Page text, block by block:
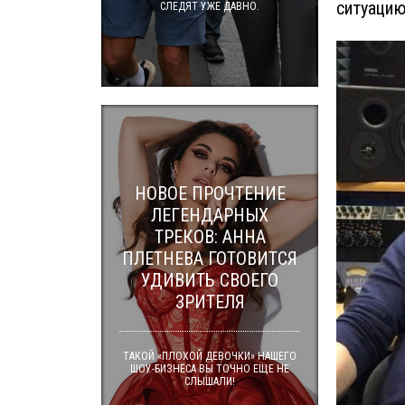
СЛЕДЯТ УЖЕ ДАВНО.
НОВОЕ ПРОЧТЕНИЕ
ЛЕГЕНДАРНЫХ
ТРЕКОВ: АННА
ПЛЕТНЕВА ГОТОВИТСЯ
УДИВИТЬ СВОЕГО
ЗРИТЕЛЯ
ТАКОЙ «ПЛОХОЙ ДЕВОЧКИ» НАШЕГО
ШОУ-БИЗНЕСА ВЫ ТОЧНО ЕЩЕ НЕ
СЛЫШАЛИ!